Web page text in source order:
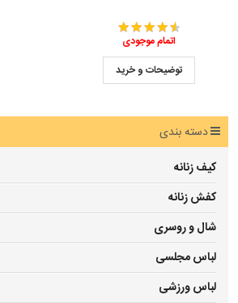
اتمام موجودی
توضیحات و خرید
دسته بندی
کیف زنانه
کفش زنانه
شال و روسری
لباس مجلسی
لباس ورزشی